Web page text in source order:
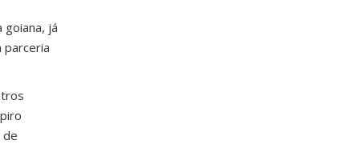
goiana, já
parceria
de